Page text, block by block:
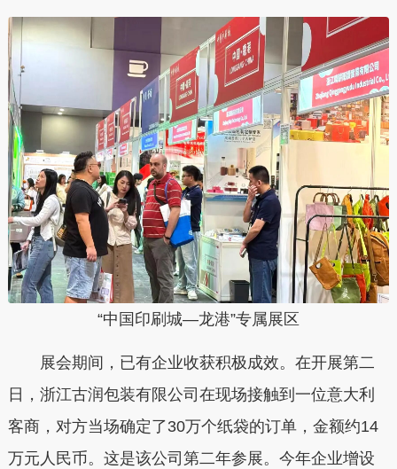
“中国印刷城—龙港”专属展区
展会期间，已有企业收获积极成效。在开展第二
日，浙江古润包装有限公司在现场接触到一位意大利
客商，对方当场确定了30万个纸袋的订单，金额约14
万元人民币。这是该公司第二年参展。今年企业增设